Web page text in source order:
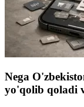
Nega
yo'qolib qoladi